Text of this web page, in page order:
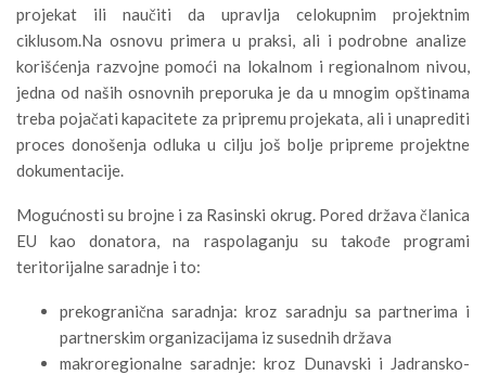
projekat ili naučiti da upravlja celokupnim projektnim
ciklusom.Na osnovu primera u praksi, ali i podrobne analize
korišćenja razvojne pomoći na lokalnom i regionalnom nivou,
jedna od naših osnovnih preporuka je da u mnogim opštinama
treba pojačati kapacitete za pripremu projekata, ali i unaprediti
proces donošenja odluka u cilju još bolje pripreme projektne
dokumentacije.
Mogućnosti su brojne i za Rasinski okrug. Pored država članica
EU kao donatora, na raspolaganju su takođe programi
teritorijalne saradnje i to:
prekogranična saradnja: kroz saradnju sa partnerima i
partnerskim organizacijama iz susednih država
makroregionalne saradnje: kroz Dunavski i Jadransko-